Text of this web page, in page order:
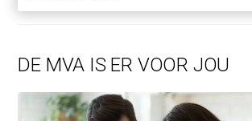
DE MVA IS ER VOOR JOU